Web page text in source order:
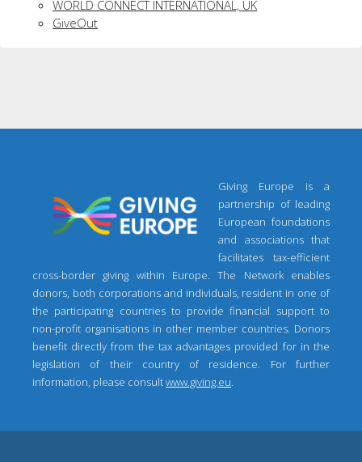
WORLD CONNECT INTERNATIONAL, UK
​​GiveOut
Giving Europe is a
partnership of leading
European foundations
and associations that
facilitates tax-efficient
cross-border giving within Europe. The Network enables
donors, both corporations and individuals, resident in one of
the participating countries to provide financial support to
non-profit organisations in other member countries. Donors
benefit directly from the tax advantages provided for in the
legislation of their country of residence. For further
information, please consultwww.giving.eu.